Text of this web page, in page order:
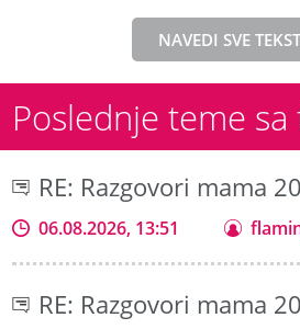
NAVEDI SVE
Poslednje teme
RE: Razgovori mama
06.08.2026, 13:51
RE: Razgovori mama